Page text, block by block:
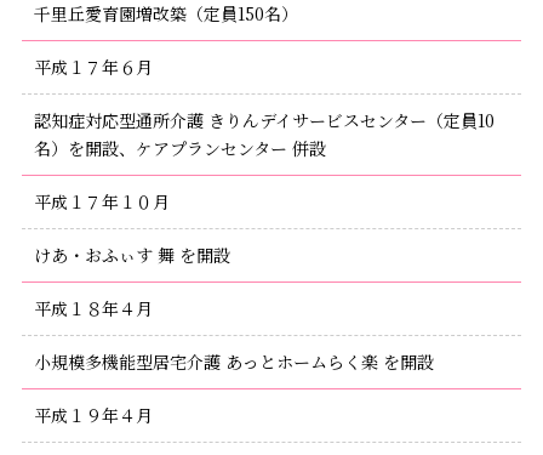
千里丘愛育園増改築（定員150名）
平成１７年６月
認知症対応型通所介護 きりんデイサービスセンター（定員10
名）を開設、ケアプランセンター 併設
平成１７年１０月
けあ・おふぃす 舞 を開設
平成１８年４月
小規模多機能型居宅介護 あっとホームらく楽 を開設
平成１９年４月